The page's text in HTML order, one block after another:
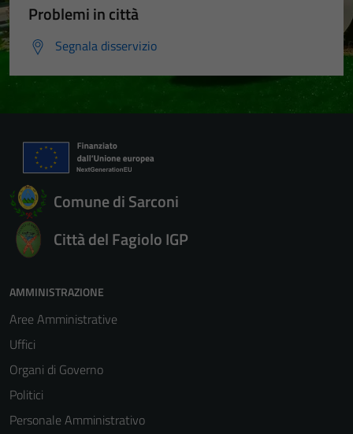
Problemi in città
Segnala disservizio
Comune di Sarconi
Città del Fagiolo IGP
AMMINISTRAZIONE
Aree Amministrative
Uffici
Organi di Governo
Politici
Personale Amministrativo